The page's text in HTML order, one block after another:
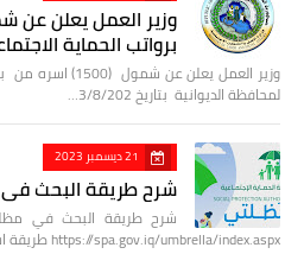
برواتب الحماية
وزير العمل يعلن عن
لمحافظة الديوانية بتاريخ 3/8/202…
21 ديسمبر 2023
شرح طريقة البحث
شرح طريقة البحث في
https://spa.gov.iq/umbrella/index.aspx طريقة استخدام مظلتي ادخل الى …